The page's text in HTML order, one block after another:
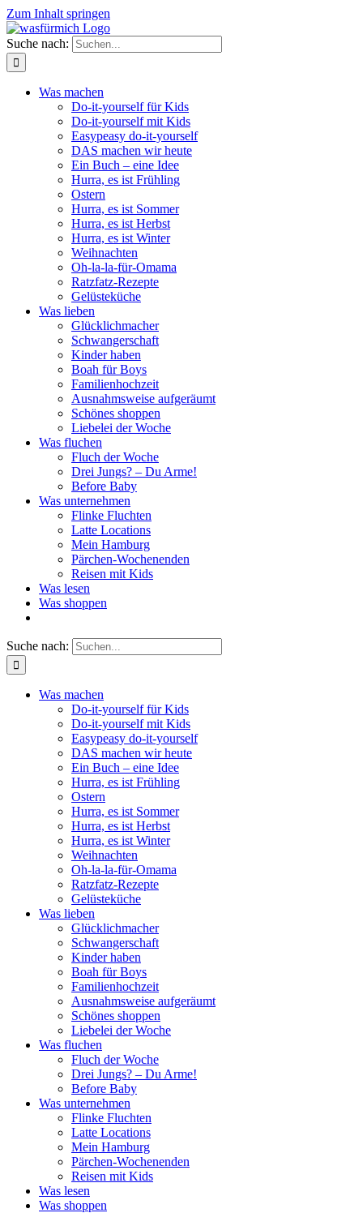
Zum Inhalt springen
Suche nach:
Was machen
Do-it-yourself für Kids
Do-it-yourself mit Kids
Easypeasy do-it-yourself
DAS machen wir heute
Ein Buch – eine Idee
Hurra, es ist Frühling
Ostern
Hurra, es ist Sommer
Hurra, es ist Herbst
Hurra, es ist Winter
Weihnachten
Oh-la-la-für-Omama
Ratzfatz-Rezepte
Gelüsteküche
Was lieben
Glücklichmacher
Schwangerschaft
Kinder haben
Boah für Boys
Familienhochzeit
Ausnahmsweise aufgeräumt
Schönes shoppen
Liebelei der Woche
Was fluchen
Fluch der Woche
Drei Jungs? – Du Arme!
Before Baby
Was unternehmen
Flinke Fluchten
Latte Locations
Mein Hamburg
Pärchen-Wochenenden
Reisen mit Kids
Was lesen
Was shoppen
Suche nach:
Was machen
Do-it-yourself für Kids
Do-it-yourself mit Kids
Easypeasy do-it-yourself
DAS machen wir heute
Ein Buch – eine Idee
Hurra, es ist Frühling
Ostern
Hurra, es ist Sommer
Hurra, es ist Herbst
Hurra, es ist Winter
Weihnachten
Oh-la-la-für-Omama
Ratzfatz-Rezepte
Gelüsteküche
Was lieben
Glücklichmacher
Schwangerschaft
Kinder haben
Boah für Boys
Familienhochzeit
Ausnahmsweise aufgeräumt
Schönes shoppen
Liebelei der Woche
Was fluchen
Fluch der Woche
Drei Jungs? – Du Arme!
Before Baby
Was unternehmen
Flinke Fluchten
Latte Locations
Mein Hamburg
Pärchen-Wochenenden
Reisen mit Kids
Was lesen
Was shoppen